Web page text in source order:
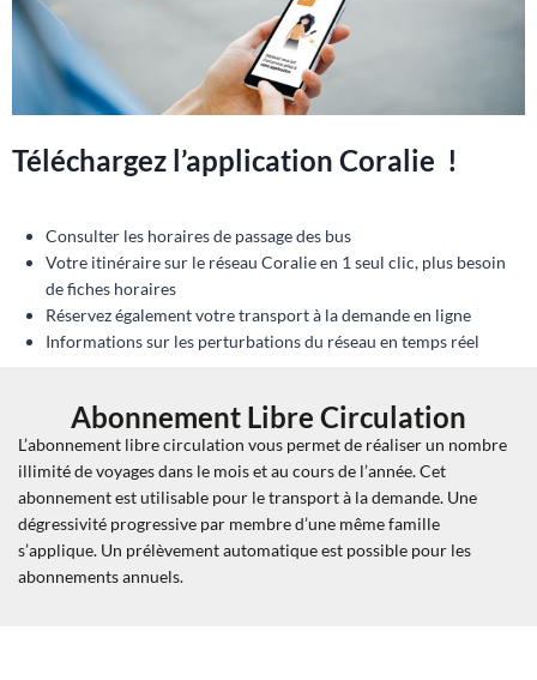
Téléchargez l’application Coralie !
Consulter les horaires de passage des bus
Votre itinéraire sur le réseau Coralie en 1 seul clic, plus besoin
de fiches horaires
Réservez également votre transport à la demande en ligne
Informations sur les perturbations du réseau en temps réel
Abonnement Libre Circulation
L’abonnement libre circulation vous permet de réaliser un nombre
illimité de voyages dans le mois et au cours de l’année. Cet
abonnement est utilisable pour le transport à la demande. Une
dégressivité progressive par membre d’une même famille
s’applique. Un prélèvement automatique est possible pour les
abonnements annuels.